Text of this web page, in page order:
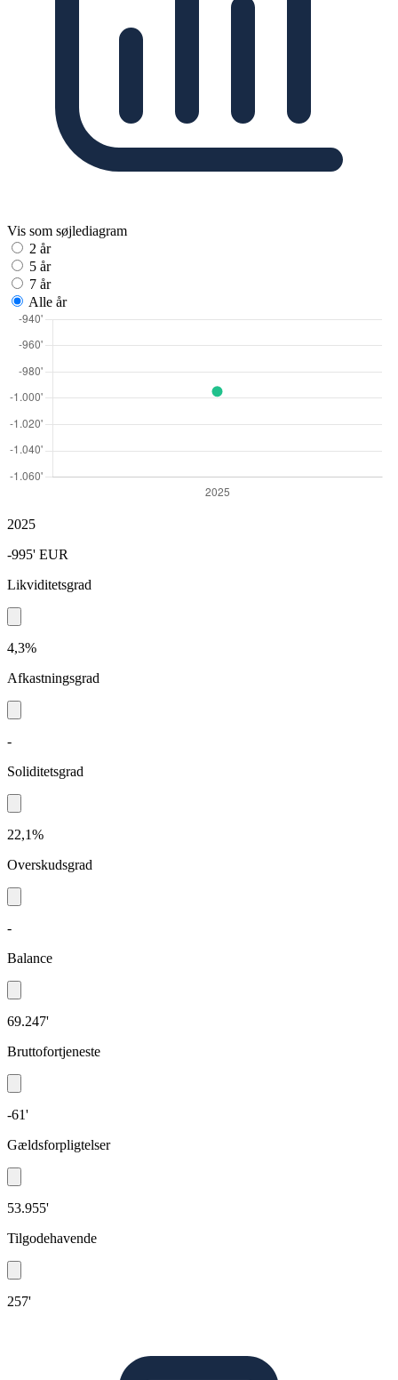
Vis som søjlediagram
2 år
5 år
7 år
Alle år
2025
-995' EUR
Likviditetsgrad
4,3%
Afkastningsgrad
-
Soliditetsgrad
22,1%
Overskudsgrad
-
Balance
69.247'
Bruttofortjeneste
-61'
Gældsforpligtelser
53.955'
Tilgodehavende
257'